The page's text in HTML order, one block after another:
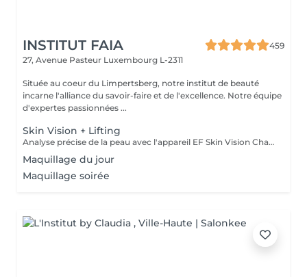
INSTITUT FAIA
459
27, Avenue Pasteur Luxembourg L-2311
Située au coeur du Limpertsberg, notre institut de beauté
incarne l'alliance du savoir-faire et de l'excellence. Notre équipe
d'expertes passionnées ...
Skin Vision + Lifting
Analyse précise de la peau avec l'appareil EF Skin Vision Chaque peau étant unique, nous analysons ensemble les besoins actuels de votre peau. L'appareil diagnostic effectue une analyse complète. Il détermine l'identité de votre peau en quelques minutes, en se basant sur 9 paramètres spécifiques: hydratation, excès de sébum, élasticité, desquamation, pores, taches pigmentaires, rides pattes d'oie, rides du front, couperose. Soin anti-âge liftant pour une peau plus ferme. Les produits pénètrent profondément grâce au, Sono Lifter qui permet également d'agir sur les cicatrices d'acné. Le relâchement de la peau, les rides et les rides d'expression sont atténuées grâce au RF Tightener. Pour raffermir et redessiner l'ovale du visage.
Maquillage du jour
Maquillage soirée